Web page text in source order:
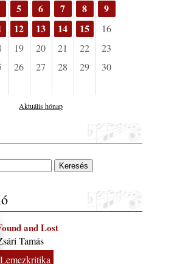
5 6 7 8
9
12 13 14 15
16
19 20 21 22
23
26 27 28 29
30
Aktuális hónap
and Lost
Tamás
Lemezkritika